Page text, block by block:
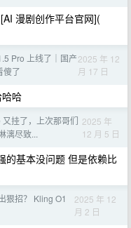
漫剧创作平台官网](
Pro 上线了｜国产
傻了
2025 年 12
月 17 日
哈
挂了，上次那哥们
漓尽致...
2025 年
12 月 5 日
的基本没问题 但是依赖比
狠招？ Kling O1
2025 年 12
月 2 日